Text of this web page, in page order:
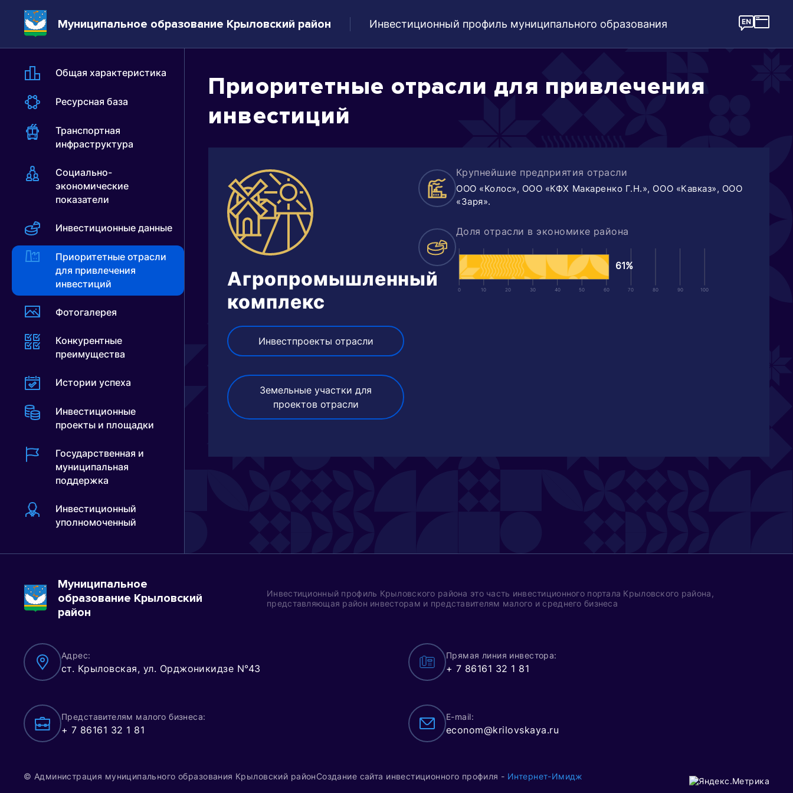
Муниципальное образование Крыловский район Инвестиционный профиль муниципального образования
Общая характеристика
Ресурсная база
Транспортная
инфраструктура
Социально-
экономические
показатели
Инвестиционные данные
Приоритетные отрасли
для привлечения
инвестиций
Фотогалерея
Конкурентные
преимущества
Истории успеха
Инвестиционные
проекты и площадки
Государственная и
муниципальная
поддержка
Инвестиционный
уполномоченный
Приоритетные отрасли для привлечения
инвестиций
Агропромышленный
комплекс
Инвестпроекты отрасли
Земельные участки для
проектов отрасли
Крупнейшие предприятия отрасли
ООО «Колос», ООО «КФХ Макаренко Г.Н.», ООО «Кавказ», ООО
«Заря».
Доля отрасли в экономике района
0 10 20 30 40 50 60 70 80 90 100
61%
Муниципальное
образование Крыловский
район
Инвестиционный профиль Крыловского района это часть инвестиционного портала Крыловского района,
представляющая район инвесторам и представителям малого и среднего бизнеса
Адрес:
ст. Крыловская, ул. Орджоникидзе N°43
Прямая линия инвестора:
+ 7 86161 32 1 81
Представителям малого бизнеса:
+ 7 86161 32 1 81
E-mail:
econom@krilovskaya.ru
© Администрация муниципального образования Крыловский районСоздание сайта инвестиционного профиля - Интернет-Имидж